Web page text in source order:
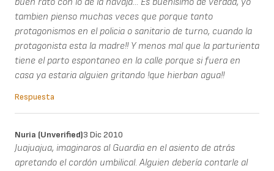
buen rato con lo de la navaja... Es buenisimo de verdad, yo
tambien pienso muchas veces que porque tanto
protagonismos en el policia o sanitario de turno, cuando la
protagonista esta la madre!! Y menos mal que la parturienta
tiene el parto espontaneo en la calle porque si fuera en
casa ya estaria alguien gritando !que hierban agua!!
Respuesta
Nuria (unverified)3 Dic 2010
Juajuajua, imaginaros al Guardia en el asiento de atrás
apretando el cordón umbilical. Alguien debería contarle al